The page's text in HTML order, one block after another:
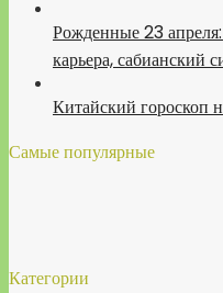
Рожденные 23 апреля:
карьера, сабианский
Китайский гороскоп
Самые популярные
Категории